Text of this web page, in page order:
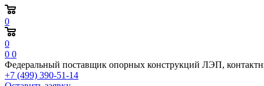
0
0
0 0
Федеральный поставщик опорных конструкций ЛЭП,
+7 (499) 390-51-14